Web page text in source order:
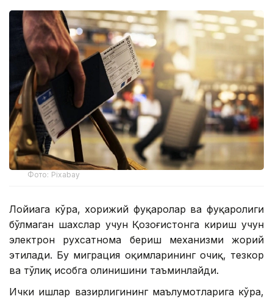
Фото: Pixabay
Лойиҳага кўра, хорижий фуқаролар ва фуқаролиги
бўлмаган шахслар учун Қозоғистонга кириш учун
электрон рухсатнома бериш механизми жорий
этилади. Бу миграция оқимларининг очиқ, тезкор
ва тўлиқ ҳисобга олинишини таъминлайди.
Ички ишлар вазирлигининг маълумотларига кўра,